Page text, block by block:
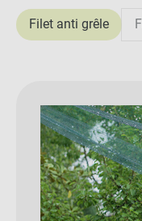
Filet anti grêle